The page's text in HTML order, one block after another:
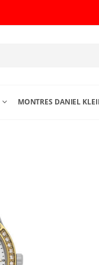
MONTRES DANIEL